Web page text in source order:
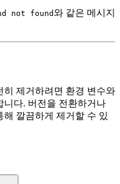
not found와 같은 메시지
히 제거하려면 환경 변수와
니다. 버전을 전환하거나
깔끔하게 제거할 수 있